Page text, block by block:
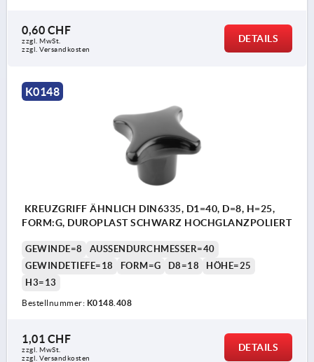
0,60 CHF
zzgl. MwSt.
zzgl. Versandkosten
DETAILS
K0148
KREUZGRIFF ÄHNLICH DIN6335, D1=40, D=8, H=25,
FORM:G, DUROPLAST SCHWARZ HOCHGLANZPOLIERT
GEWINDE=8
AUSSENDURCHMESSER=40
GEWINDETIEFE=18
FORM=G D8=18
HÖHE=25
H3=13
Bestellnummer: K0148.408
1,01 CHF
zzgl. MwSt.
zzgl. Versandkosten
DETAILS